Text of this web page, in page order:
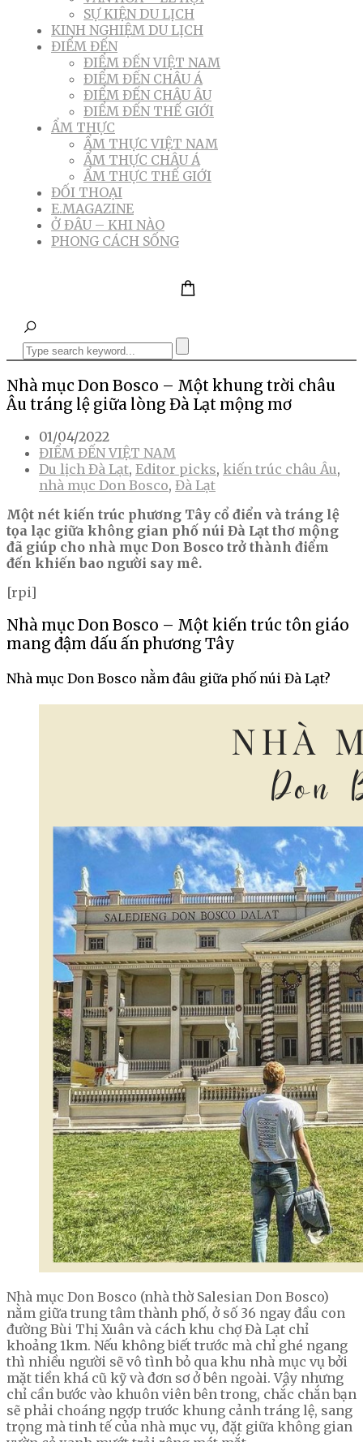
SỰ KIỆN DU LỊCH
KINH NGHIỆM DU LỊCH
ĐIỂM ĐẾN
ĐIỂM ĐẾN VIỆT NAM
ĐIỂM ĐẾN CHÂU Á
ĐIỂM ĐẾN CHÂU ÂU
ĐIỂM ĐẾN THẾ GIỚI
ẨM THỰC
ẨM THỰC VIỆT NAM
ẨM THỰC CHÂU Á
ẨM THỰC THẾ GIỚI
ĐỐI THOẠI
E.MAGAZINE
Ở ĐÂU – KHI NÀO
PHONG CÁCH SỐNG
Nhà mục Don Bosco – Một khung trời châu
Âu tráng lệ giữa lòng Đà Lạt mộng mơ
01/04/2022
ĐIỂM ĐẾN VIỆT NAM
Du lịch Đà Lạt, Editor picks, kiến trúc châu Âu,
nhà mục Don Bosco, Đà Lạt
Một nét kiến trúc phương Tây cổ điển và tráng lệ
tọa lạc giữa không gian phố núi Đà Lạt thơ mộng
đã giúp cho nhà mục Don Bosco trở thành điểm
đến khiến bao người say mê.
[rpi]
Nhà mục Don Bosco – Một kiến trúc tôn giáo
mang đậm dấu ấn phương Tây
Nhà mục Don Bosco nằm đâu giữa phố núi Đà Lạt?
Nhà mục Don Bosco (nhà thờ Salesian Don Bosco)
nằm giữa trung tâm thành phố, ở số 36 ngay đầu con
đường Bùi Thị Xuân và cách khu chợ Đà Lạt chỉ
khoảng 1km. Nếu không biết trước mà chỉ ghé ngang
thì nhiều người sẽ vô tình bỏ qua khu nhà mục vụ bởi
mặt tiền khá cũ kỹ và đơn sơ ở bên ngoài. Vậy nhưng
chỉ cần bước vào khuôn viên bên trong, chắc chắn bạn
sẽ phải choáng ngợp trước khung cảnh tráng lệ, sang
trọng mà tinh tế của nhà mục vụ, đặt giữa không gian